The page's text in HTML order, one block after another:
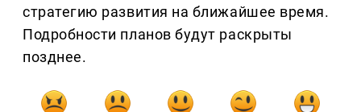
стратегию развития на ближайшее время.
Подробности планов будут раскрыты
позднее.